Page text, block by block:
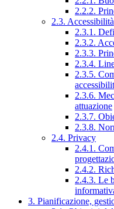
2.2.2.
2.3. Accessibilità
2.3.1.
2.3.2.
2.3.3.
2.3.4.
2.3.5.
2.3.6.
attuazione
2.3.7.
2.3.8.
2.4. Privacy
2.4.1.
2.4.2.
2.4.3. Le
3. Pianificazione,